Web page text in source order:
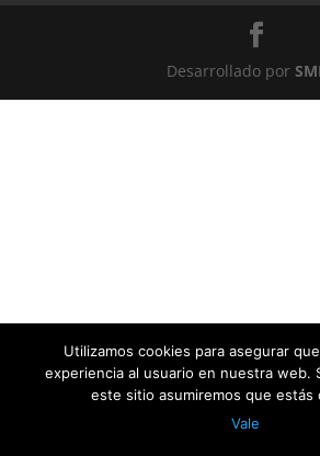
Desarrollado por
Utilizamos cookies para asegurar
experiencia al usuario en nuestra web.
este sitio asumiremos que estás
Vale